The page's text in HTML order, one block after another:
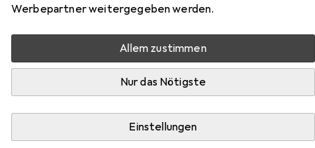
Werbepartner weitergegeben werden.
Allem zustimmen
Nur das Nötigste
Einstellungen
Hier findest du passendes Zubehör zum Produkt Double
E327-003 aus der Kategorie Batterien + Akkus.
Relevanz
Produktliste